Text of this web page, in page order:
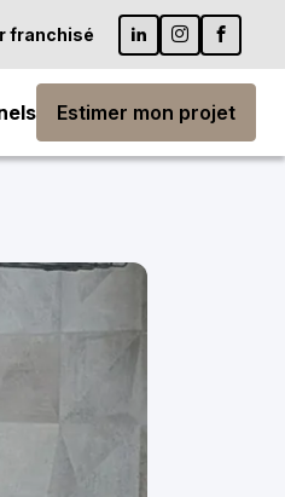
franchisé
Estimer mon projet